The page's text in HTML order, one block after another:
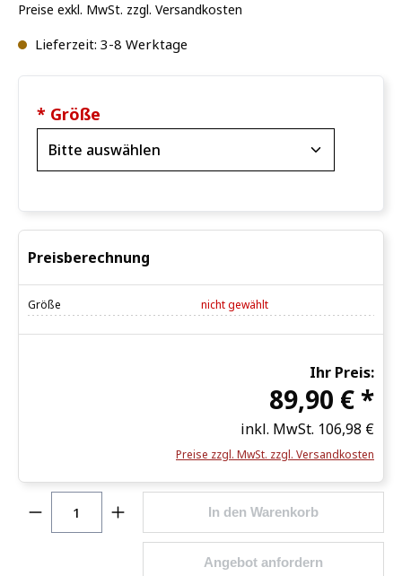
Preise exkl. MwSt. zzgl. Versandkosten
Lieferzeit: 3-8 Werktage
* Größe
Preisberechnung
Größe nicht gewählt
Ihr Preis:
89,90 € *
inkl. MwSt. 106,98 €
Preise zzgl. MwSt. zzgl. Versandkosten
Produkt Anzahl: Gib den gewünschten Wert
In den Warenkorb
Angebot anfordern